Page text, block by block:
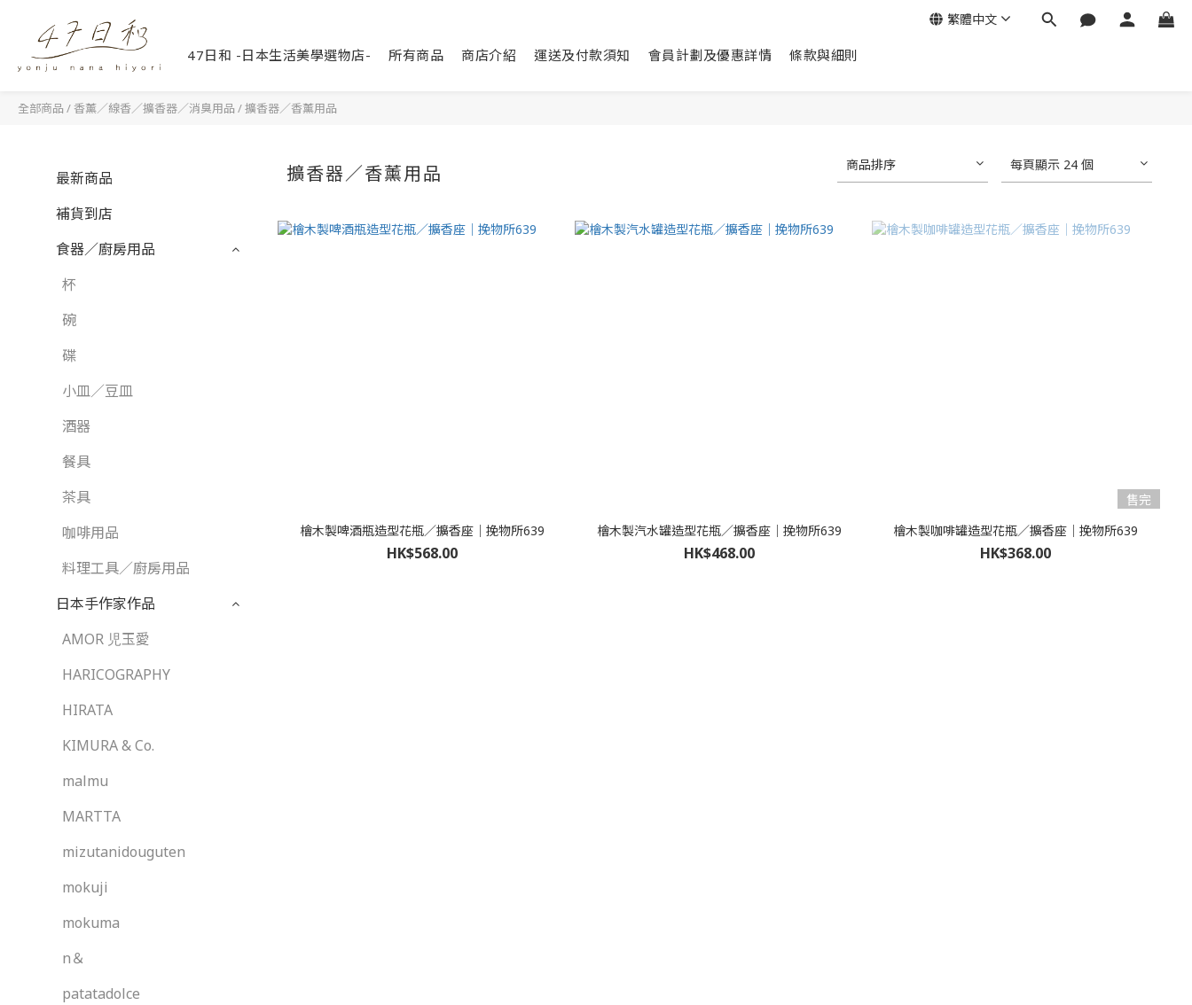
47日和 -日本生活美學選物店- 所有商品 商店介紹 運送及付款須知 會員計劃及優惠詳情 條款與細則
繁體中文
全部商品 / 香薰／線香／擴香器／消臭用品 /擴香器／香薰用品
最新商品
補貨到店
食器／廚房用品
杯
碗
碟
小皿／豆皿
酒器
餐具
茶具
咖啡用品
料理工具／廚房用品
日本手作家作品
AMOR 児玉愛
HARICOGRAPHY
HIRATA
KIMURA & Co.
malmu
MARTTA
mizutanidouguten
mokuji
mokuma
n＆
patatadolce
擴香器／香薰用品 商品排序 每頁顯示 24 個
檜木製啤酒瓶造型花瓶／擴香座｜挽物所639
HK$568.00
檜木製汽水罐造型花瓶／擴香座｜挽物所639
HK$468.00
售完
檜木製咖啡罐造型花瓶／擴香座｜挽物所639
HK$368.00